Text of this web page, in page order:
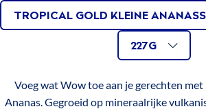
AVAILABLE
VARIATIONS
Tropical
Gold
Ananassap
Related
SIZES
3x227g
Size227G
Voeg wat Wow toe aan je gerechten
Ananas. Gegroeid op mineraalrijke